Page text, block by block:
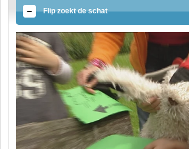
Flip zoekt de schat